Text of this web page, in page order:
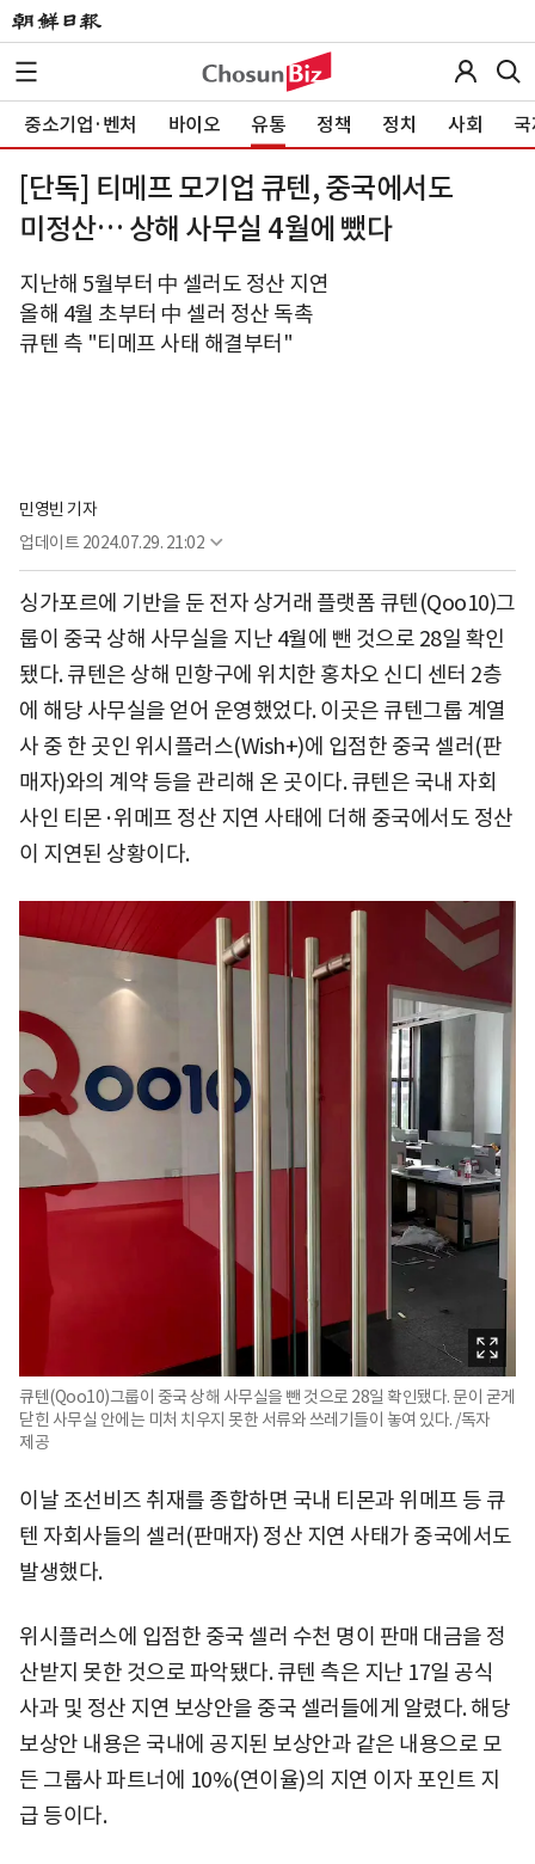
중소기업·벤처 바이오 유통 정책 정치 사회
[단독] 티메프 모기업 큐텐, 중국에서도
미정산… 상해 사무실 4월에 뺐다
지난해 5월부터 中 셀러도 정산 지연
올해 4월 초부터 中 셀러 정산 독촉
큐텐 측 "티메프 사태 해결부터"
민영빈 기자
업데이트 2024.07.29. 21:02
싱가포르에 기반을 둔 전자 상거래 플랫폼 큐텐(Qoo10)그
룹이 중국 상해 사무실을 지난 4월에 뺀 것으로 28일 확인
됐다. 큐텐은 상해 민항구에 위치한 홍차오 신디 센터 2층
에 해당 사무실을 얻어 운영했었다. 이곳은 큐텐그룹 계열
사 중 한 곳인 위시플러스(Wish+)에 입점한 중국 셀러(판
매자)와의 계약 등을 관리해 온 곳이다. 큐텐은 국내 자회
사인 티몬·위메프 정산 지연 사태에 더해 중국에서도 정산
이 지연된 상황이다.
큐텐(Qoo10)그룹이 중국 상해 사무실을 뺀 것으로 28일 확인됐다. 문이 굳게
닫힌 사무실 안에는 미처 치우지 못한 서류와 쓰레기들이 놓여 있다. /독자
제공
이날 조선비즈 취재를 종합하면 국내 티몬과 위메프 등 큐
텐 자회사들의 셀러(판매자) 정산 지연 사태가 중국에서도
발생했다.
위시플러스에 입점한 중국 셀러 수천 명이 판매 대금을 정
산받지 못한 것으로 파악됐다. 큐텐 측은 지난 17일 공식
사과 및 정산 지연 보상안을 중국 셀러들에게 알렸다. 해당
보상안 내용은 국내에 공지된 보상안과 같은 내용으로 모
든 그룹사 파트너에 10%(연이율)의 지연 이자 포인트 지
급 등이다.